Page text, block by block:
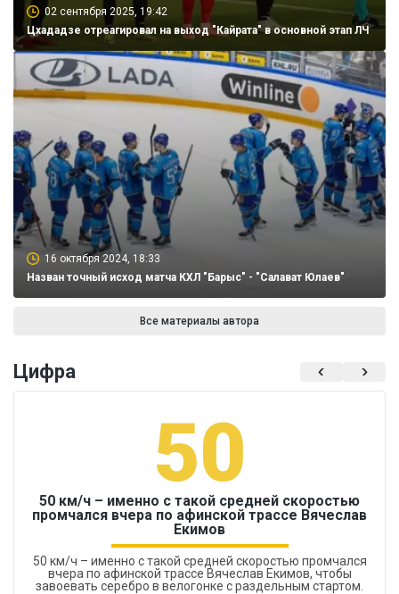
02 сентября 2025, 19:42
Цхададзе отреагировал на выход "Кайрата" в основной этап ЛЧ
16 октября 2024, 18:33
Назван точный исход матча КХЛ "Барыс" - "Салават Юлаев"
Все материалы автора
Цифра
50
50 км/ч – именно с такой средней скоростью
промчался вчера по афинской трассе Вячеслав
Екимов
50 км/ч – именно с такой средней скоростью промчался
вчера по афинской трассе Вячеслав Екимов, чтобы
завоевать серебро в велогонке с раздельным стартом.